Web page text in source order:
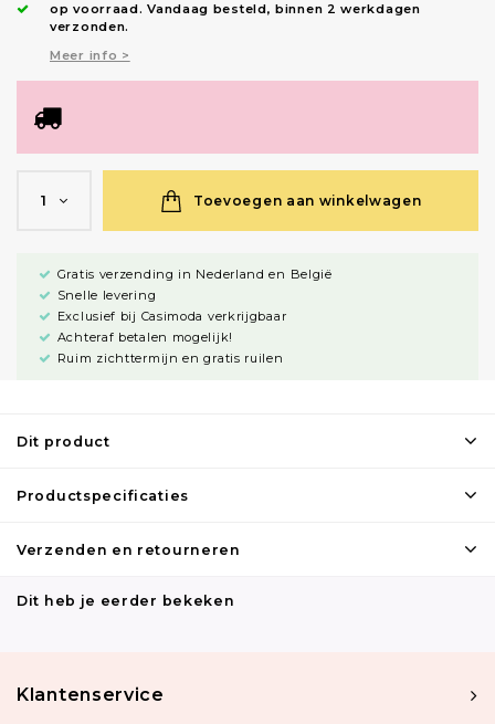
op voorraad.Vandaag besteld, binnen 2 werkdagen
verzonden.
Meer info >
1 Toevoegen aan winkelwagen
Gratis verzending in Nederland en België
Snelle levering
Exclusief bij Casimoda verkrijgbaar
Achteraf betalen mogelijk!
Ruim zichttermijn en gratis ruilen
Dit product
Productspecificaties
Verzenden en retourneren
Dit heb je eerder bekeken
Klantenservice